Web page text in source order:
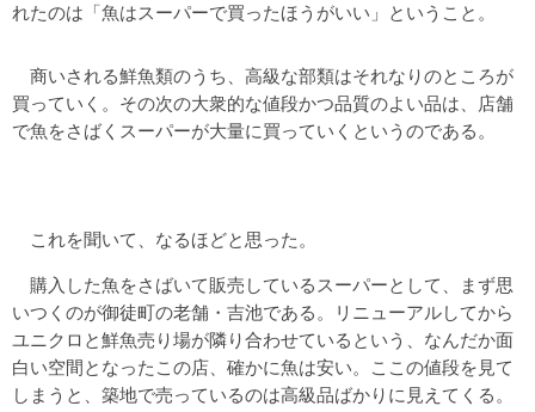
れたのは「魚はスーパーで買ったほうがいい」ということ。
商いされる鮮魚類のうち、高級な部類はそれなりのところが
買っていく。その次の大衆的な値段かつ品質のよい品は、店舗
で魚をさばくスーパーが大量に買っていくというのである。
これを聞いて、なるほどと思った。
購入した魚をさばいて販売しているスーパーとして、まず思
いつくのが御徒町の老舗・吉池である。リニューアルしてから
ユニクロと鮮魚売り場が隣り合わせているという、なんだか面
白い空間となったこの店、確かに魚は安い。ここの値段を見て
しまうと、築地で売っているのは高級品ばかりに見えてくる。